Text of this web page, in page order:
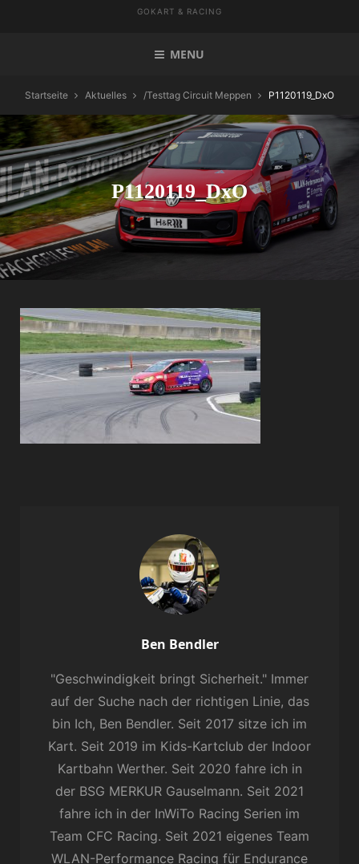
GOKART & RACING
MENU
Startseite Aktuelles /Testtag Circuit Meppen P1120119_DxO
P1120119_DxO
Author:
Ben Bendler
"Geschwindigkeit bringt Sicherheit." Immer
auf der Suche nach der richtigen Linie, das
bin Ich, Ben Bendler. Seit 2017 sitze ich im
Kart. Seit 2019 im Kids-Kartclub der Indoor
Kartbahn Werther. Seit 2020 fahre ich in
der BSG MERKUR Gauselmann. Seit 2021
fahre ich in der InWiTo Racing Serien im
Team CFC Racing. Seit 2021 eigenes Team
WLAN-Performance Racing für Endurance